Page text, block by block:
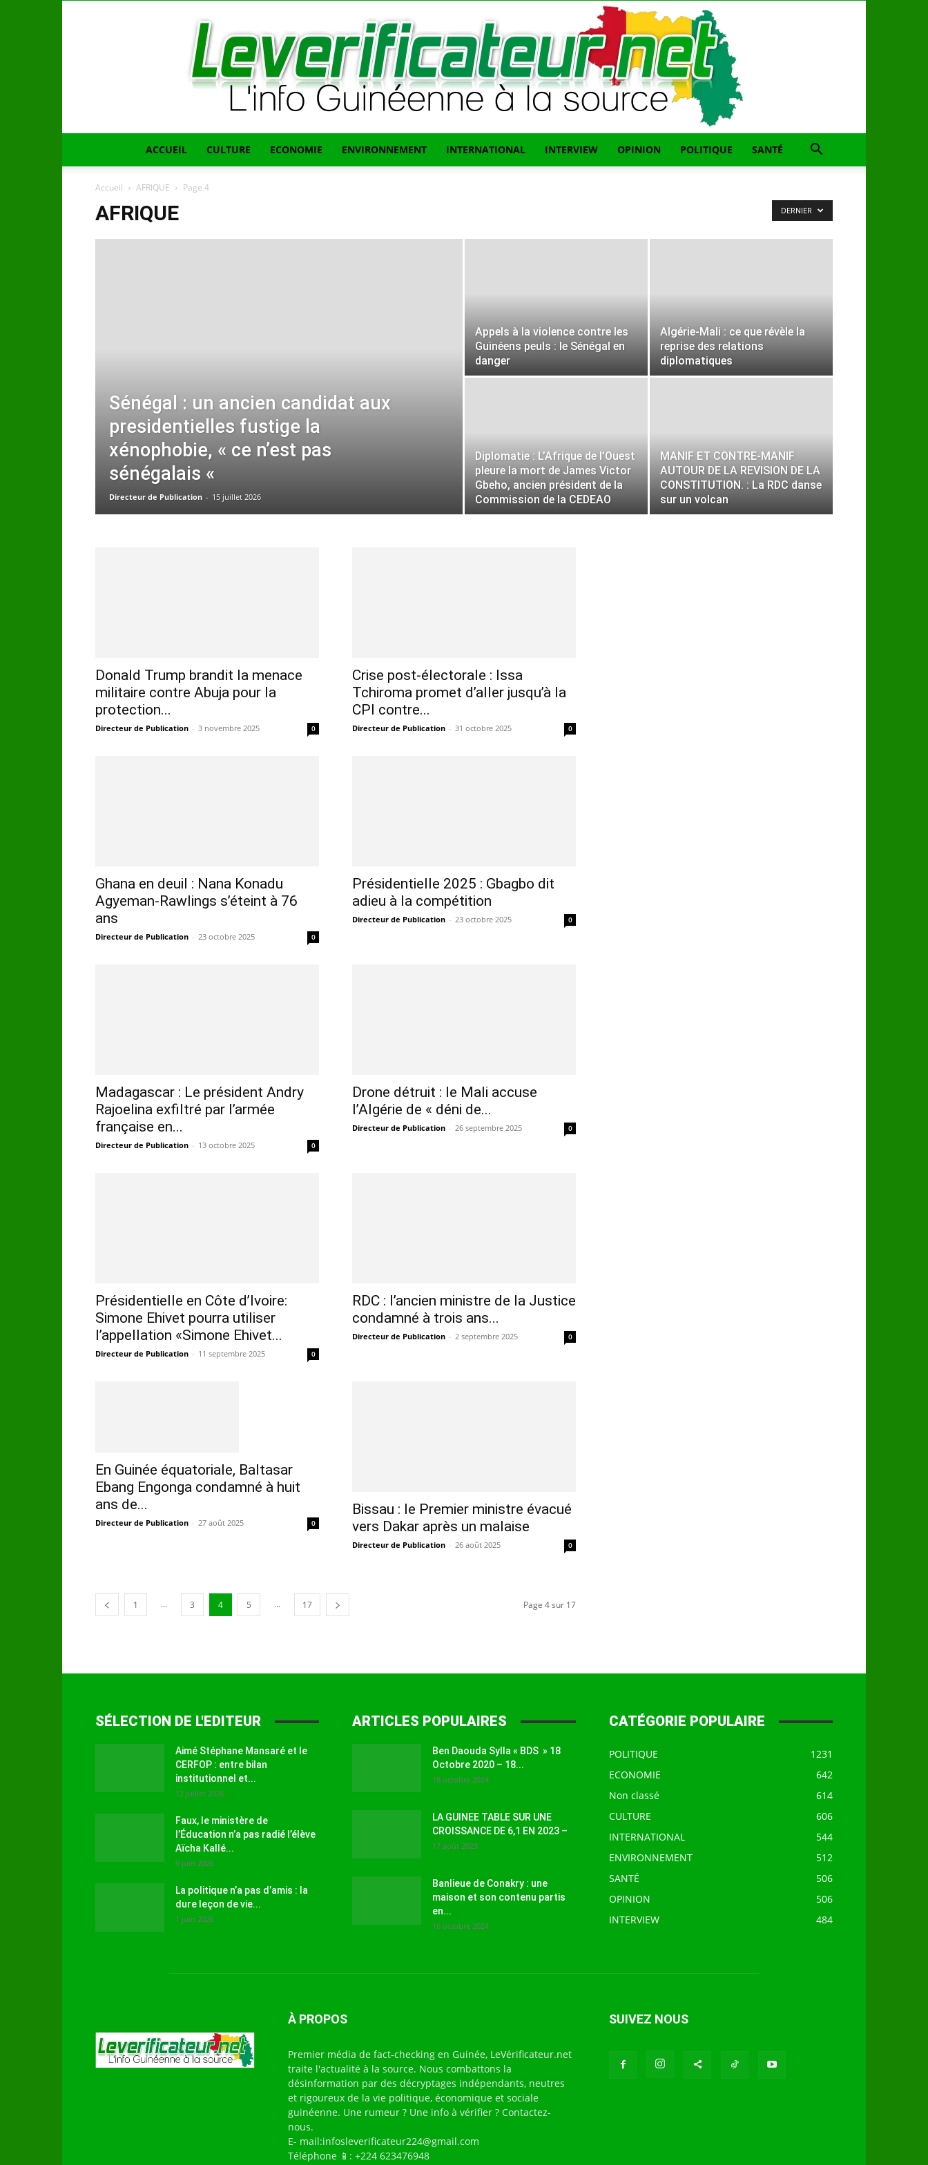
ACCUEIL CULTURE ECONOMIE ENVIRONNEMENT INTERNATIONAL INTERVIEW OPINION POLITIQUE SANTÉ
Accueil AFRIQUE Page 4
AFRIQUE DERNIER
Sénégal : un ancien candidat aux
presidentielles fustige la
xénophobie, « ce n’est pas
sénégalais «
Directeur de Publication - 15 juillet 2026
Appels à la violence contre les
Guinéens peuls : le Sénégal en
danger
Algérie-Mali : ce que révèle la
reprise des relations
diplomatiques
Diplomatie : L’Afrique de l’Ouest
pleure la mort de James Victor
Gbeho, ancien président de la
Commission de la CEDEAO
MANIF ET CONTRE-MANIF
AUTOUR DE LA REVISION DE LA
CONSTITUTION. : La RDC danse
sur un volcan
Donald Trump brandit la menace
militaire contre Abuja pour la
protection...
Directeur de Publication - 3 novembre 2025 0
Crise post-électorale : Issa
Tchiroma promet d’aller jusqu’à la
CPI contre...
Directeur de Publication - 31 octobre 2025 0
Ghana en deuil : Nana Konadu
Agyeman-Rawlings s’éteint à 76
ans
Directeur de Publication - 23 octobre 2025 0
Présidentielle 2025 : Gbagbo dit
adieu à la compétition
Directeur de Publication - 23 octobre 2025 0
Madagascar : Le président Andry
Rajoelina exfiltré par l’armée
française en...
Directeur de Publication - 13 octobre 2025 0
Drone détruit : le Mali accuse
l’Algérie de « déni de...
Directeur de Publication - 26 septembre 2025 0
Présidentielle en Côte d’Ivoire:
Simone Ehivet pourra utiliser
l’appellation «Simone Ehivet...
Directeur de Publication - 11 septembre 2025 0
RDC : l’ancien ministre de la Justice
condamné à trois ans...
Directeur de Publication - 2 septembre 2025 0
En Guinée équatoriale, Baltasar
Ebang Engonga condamné à huit
ans de...
Directeur de Publication - 27 août 2025 0
Bissau : le Premier ministre évacué
vers Dakar après un malaise
Directeur de Publication - 26 août 2025 0
1 ... 3 4 5 ... 17 Page 4 sur 17
SÉLECTION DE L'EDITEUR
Aimé Stéphane Mansaré et le
CERFOP : entre bilan
institutionnel et...
12 juillet 2026
Faux, le ministère de
l’Éducation n’a pas radié l’élève
Aïcha Kallé...
9 juin 2026
La politique n’a pas d’amis : la
dure leçon de vie...
1 juin 2026
ARTICLES POPULAIRES
Ben Daouda Sylla « BDS » 18
Octobre 2020 – 18...
18 octobre 2024
LA GUINEE TABLE SUR UNE
CROISSANCE DE 6,1 EN 2023 –
17 août 2023
Banlieue de Conakry : une
maison et son contenu partis
en...
16 octobre 2024
CATÉGORIE POPULAIRE
POLITIQUE
1231
ECONOMIE
642
Non classé
614
CULTURE
606
INTERNATIONAL
544
ENVIRONNEMENT
512
SANTÉ
506
OPINION
506
INTERVIEW
484
À PROPOS
Premier média de fact-checking en Guinée, LeVérificateur.net
traite l'actualité à la source. Nous combattons la
désinformation par des décryptages indépendants, neutres
et rigoureux de la vie politique, économique et sociale
guinéenne. Une rumeur ? Une info à vérifier ? Contactez-
nous.
E- mail:infosleverificateur224@gmail.com
Téléphone 📱: +224 623476948
SUIVEZ NOUS